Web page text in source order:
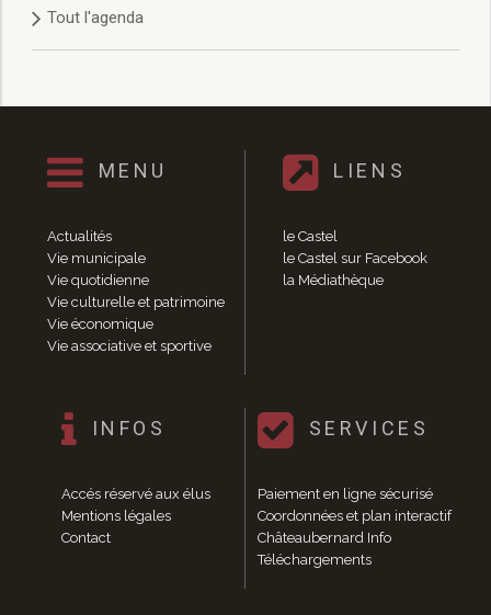
Agenda réunions publiques
Vie quotidienne
Relais Assistantes Maternelles
Garderies
Restauration scolaire
Centres de loisirs
Solidarité
Services à domicile
Résidence sénior
Règlementation accessibilité
Aménagements en accessibilité
Associations d’aide aux handicapés
Vie pratique
Tout l'agenda
MENU
Actualités
Vie municipale
Vie quotidienne
Vie culturelle et patrimoine
Vie économique
Vie associative et sportive
LIENS
le Castel
le Castel sur Facebook
la Médiathèque
INFOS
Accés réservé aux élus
Mentions légales
Contact
SERVICES
Paiement en ligne sécurisé
Coordonnées et plan interactif
Châteaubernard Info
Téléchargements